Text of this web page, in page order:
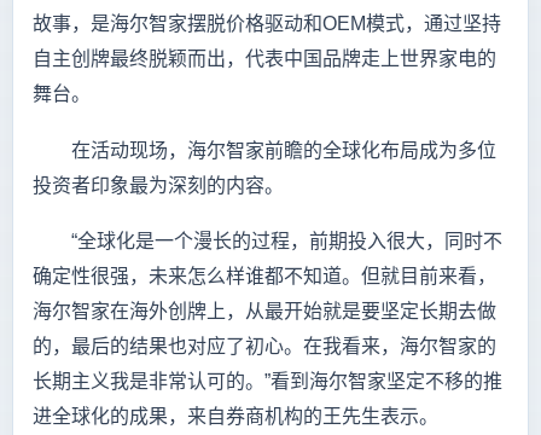
故事，是海尔智家摆脱价格驱动和OEM模式，通过坚持
自主创牌最终脱颖而出，代表中国品牌走上世界家电的
舞台。
在活动现场，海尔智家前瞻的全球化布局成为多位
投资者印象最为深刻的内容。
“全球化是一个漫长的过程，前期投入很大，同时不
确定性很强，未来怎么样谁都不知道。但就目前来看，
海尔智家在海外创牌上，从最开始就是要坚定长期去做
的，最后的结果也对应了初心。在我看来，海尔智家的
长期主义我是非常认可的。”看到海尔智家坚定不移的推
进全球化的成果，来自券商机构的王先生表示。